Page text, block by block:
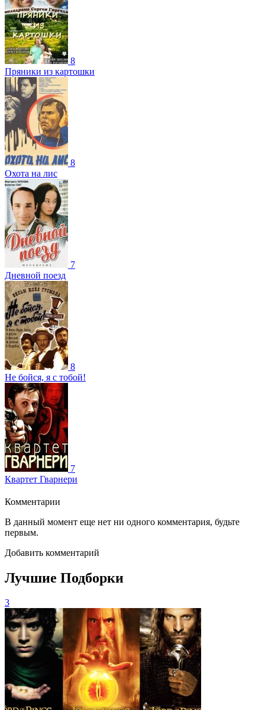
8
Пряники из картошки
8
Охота на лис
7
Дневной поезд
8
Не бойся, я с тобой!
7
Квартет Гварнери
Комментарии
В данный момент еще нет ни одного комментария, будьте
первым.
Добавить комментарий
Лучшие Подборки
3